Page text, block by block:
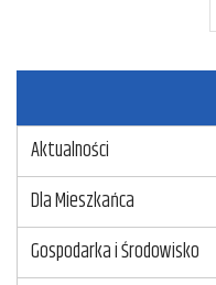
Aktualności
Dla Mieszkańca
Gospodarka i Środowisko